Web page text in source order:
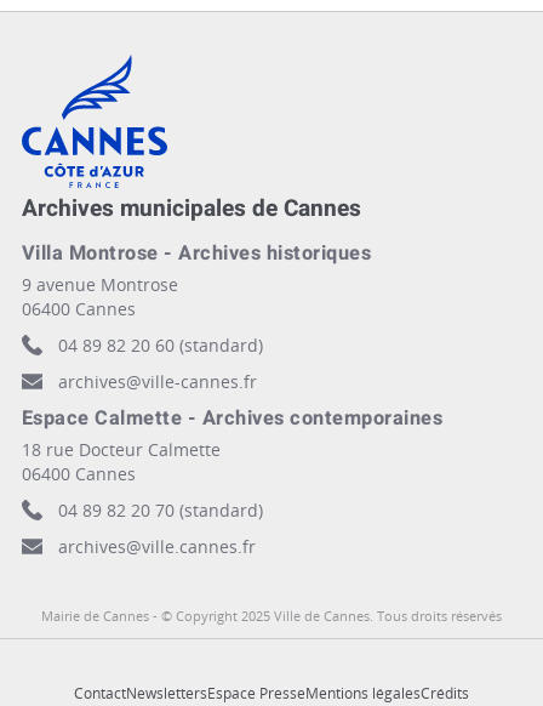
Cannes, Côte d'Azur, France
Archives municipales de Cannes
Villa Montrose - Archives historiques
9 avenue Montrose
06400 Cannes
04 89 82 20 60 (standard)
archives@ville-cannes.fr
Espace Calmette - Archives contemporaines
18 rue Docteur Calmette
06400 Cannes
04 89 82 20 70 (standard)
archives@ville.cannes.fr
Mairie de Cannes - © Copyright 2025 Ville de Cannes. Tous droits réservés
ContactNewslettersEspace PresseMentions légalesCrédits